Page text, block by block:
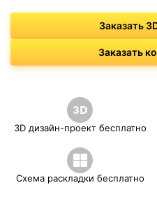
Заказать
3D дизайн-проект бесплатно
Схема раскладки бесплатно